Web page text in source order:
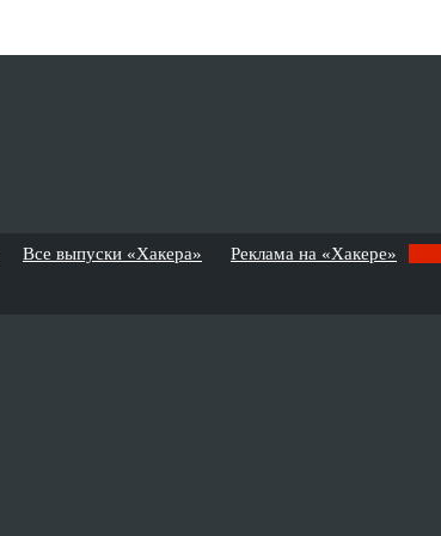
Все выпуски «Хакера» Реклама на «Хакере»